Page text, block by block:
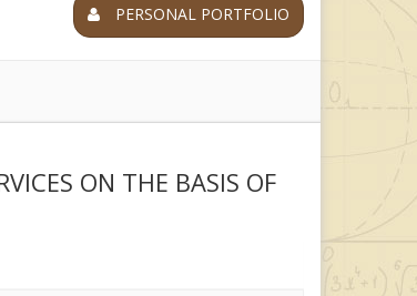
PERSONAL PORTFOLIO
ON THE BASIS OF